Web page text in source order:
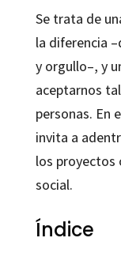
Se trata de
la diferencia
y orgullo–, y
aceptarnos
personas. En
invita a
los proyectos
social.
Índice